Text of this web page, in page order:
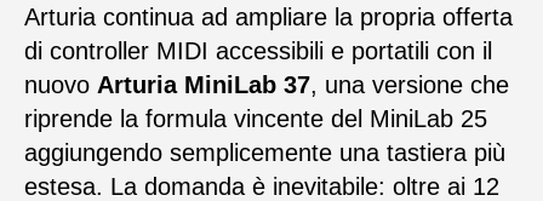
Arturia continua ad ampliare la propria offerta
di controller MIDI accessibili e portatili con il
nuovo Arturia MiniLab 37, una versione che
riprende la formula vincente del MiniLab 25
aggiungendo semplicemente una tastiera più
estesa. La domanda è inevitabile: oltre ai 12